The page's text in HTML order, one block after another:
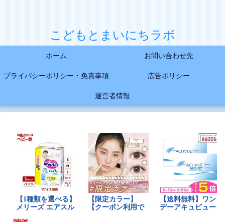
こどもとまいにちラボ
ホーム お問い合わせ先
プライバシーポリシー・免責事項 広告ポリシー
運営者情報